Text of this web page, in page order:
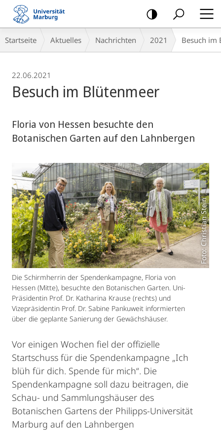
Mobile-
Navigation
Breadcrumb-
Navigation
Startseite Aktuelles Nachrichten 2021 Besuch im
22.06.2021
Besuch im Blütenmeer
Floria von Hessen besuchte den
Botanischen Garten auf den Lahnbergen
Foto: Christian Stein
Die Schirmherrin der Spendenkampagne, Floria von
Hessen (Mitte), besuchte den Botanischen Garten. Uni-
Präsidentin Prof. Dr. Katharina Krause (rechts) und
Vizepräsidentin Prof. Dr. Sabine Pankuweit informierten
über die geplante Sanierung der Gewächshäuser.
Vor einigen Wochen fiel der offizielle
Startschuss für die Spendenkampagne „Ich
blüh für dich. Spende für mich“. Die
Spendenkampagne soll dazu beitragen, die
Schau- und Sammlungshäuser des
Botanischen Gartens der Philipps-Universität
Marburg auf den Lahnbergen